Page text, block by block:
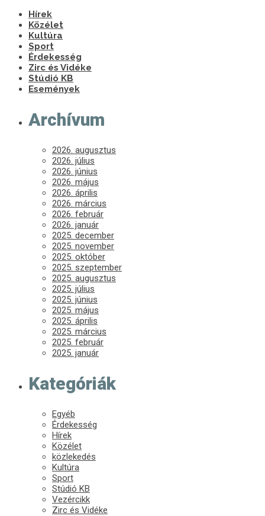
Hírek
Közélet
Kultúra
Sport
Érdekesség
Zirc és Vidéke
Stúdió KB
Események
Archívum
2026. augusztus
2026. július
2026. június
2026. május
2026. április
2026. március
2026. február
2026. január
2025. december
2025. november
2025. október
2025. szeptember
2025. augusztus
2025. július
2025. június
2025. május
2025. április
2025. március
2025. február
2025. január
Kategóriák
Egyéb
Érdekesség
Hírek
Közélet
közlekedés
Kultúra
Sport
Stúdió KB
Vezércikk
Zirc és Vidéke